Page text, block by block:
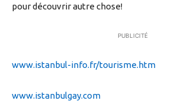
pour découvrir autre chose!
PUBLICITÉ
www.istanbul-info.fr/tourisme.htm
www.istanbulgay.com